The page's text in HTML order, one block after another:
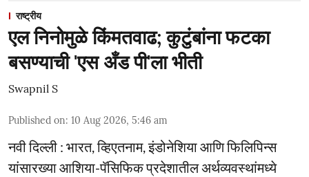
राष्ट्रीय
एल निनोमुळे किंमतवाढ; कुटुंबांना फटका
बसण्याची 'एस अँड पी'ला भीती
Swapnil S
Published on: 10 Aug 2026, 5:46 am
नवी दिल्ली : भारत, व्हिएतनाम, इंडोनेशिया आणि फिलिपिन्स
यांसारख्या आशिया-पॅसिफिक प्रदेशातील अर्थव्यवस्थांमध्ये